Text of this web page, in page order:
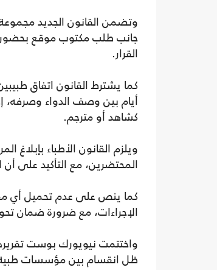
وتضمن القانون الجديد
جانب طلب مكتوب موقع بحضور
القرار.
كما يشترط القانون اتفاق
أيام بين وصف الدواء
كشاهد أو مترجم.
ويلزم القانون الأطباء بإبلاغ
المحتضرين، مع التأكيد على أن
كما ينص على عدم تحميل أي
الإجراءات، مع ضرورة ضمان
واختتمت نيويورك بوست
ظل انقسام بين مؤسسات طبية